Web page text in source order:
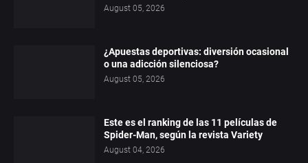
August 05, 2026
¿Apuestas deportivas: diversión ocasional
o una adicción silenciosa?
August 05, 2026
Este es el ranking de las 11 películas de
Spider-Man, según la revista Variety
August 04, 2026